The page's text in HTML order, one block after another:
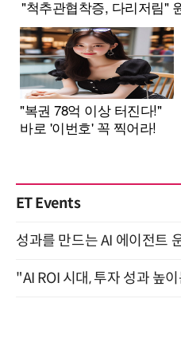
ET Events